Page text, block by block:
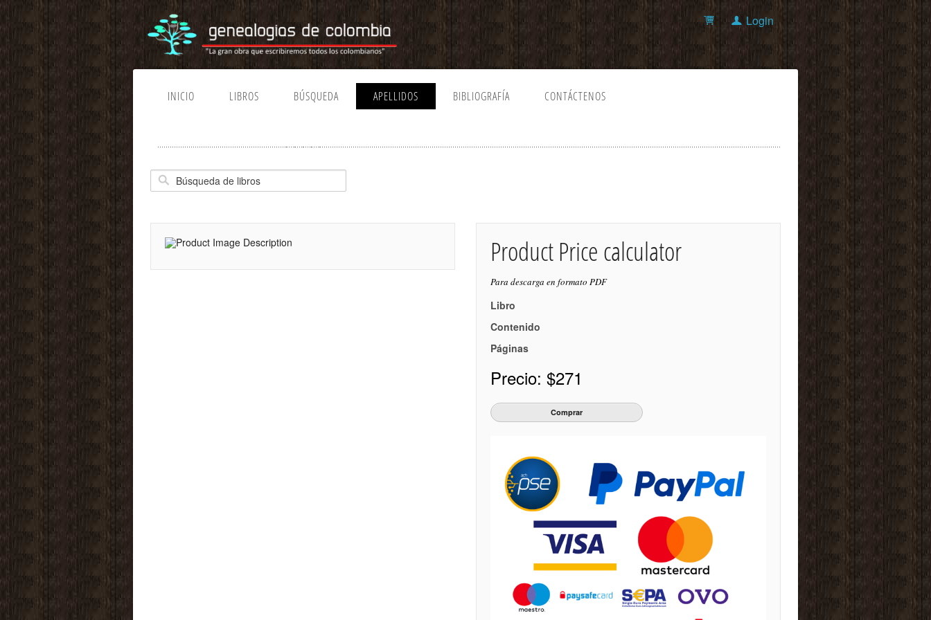
Login
INICIO LIBROS BÚSQUEDA APELLIDOS BIBLIOGRAFÍA CONTÁCTENOS
Product Price calculator
Para descarga en formato PDF
Libro
Contenido
Páginas
Precio: $271